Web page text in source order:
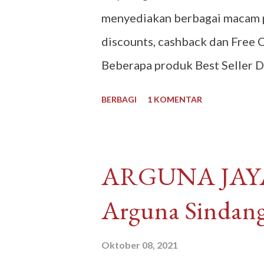
menyediakan berbagai
discounts, cashback dan
Beberapa produk Best Seller
Proses pengiriman juga cepat,
kurir pengiriman dan ada
Indonesia. Pembayaran
bank maupun melalui
BERBAGI 1 KOMENTAR
​ARGUNA
Arguna
Oktober 08, 2021